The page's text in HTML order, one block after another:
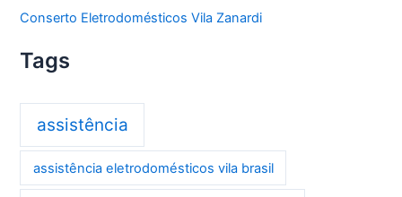
Conserto Eletrodomésticos Vila Zanardi
Tags
assistência
assistência eletrodomésticos vila brasil